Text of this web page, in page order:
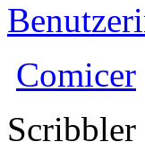
Comicer
Scribbler